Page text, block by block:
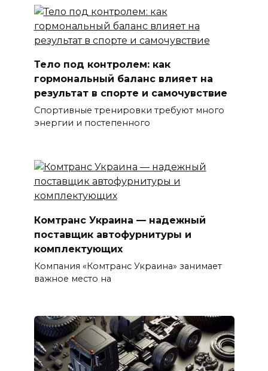
Тело под контролем: как
гормональный баланс влияет на
результат в спорте и самочувствие
Спортивные тренировки требуют много
энергии и постепенного
Комтранс Украина — надежный
поставщик автофурнитуры и
комплектующих
Компания «Комтранс Украина» занимает
важное место на